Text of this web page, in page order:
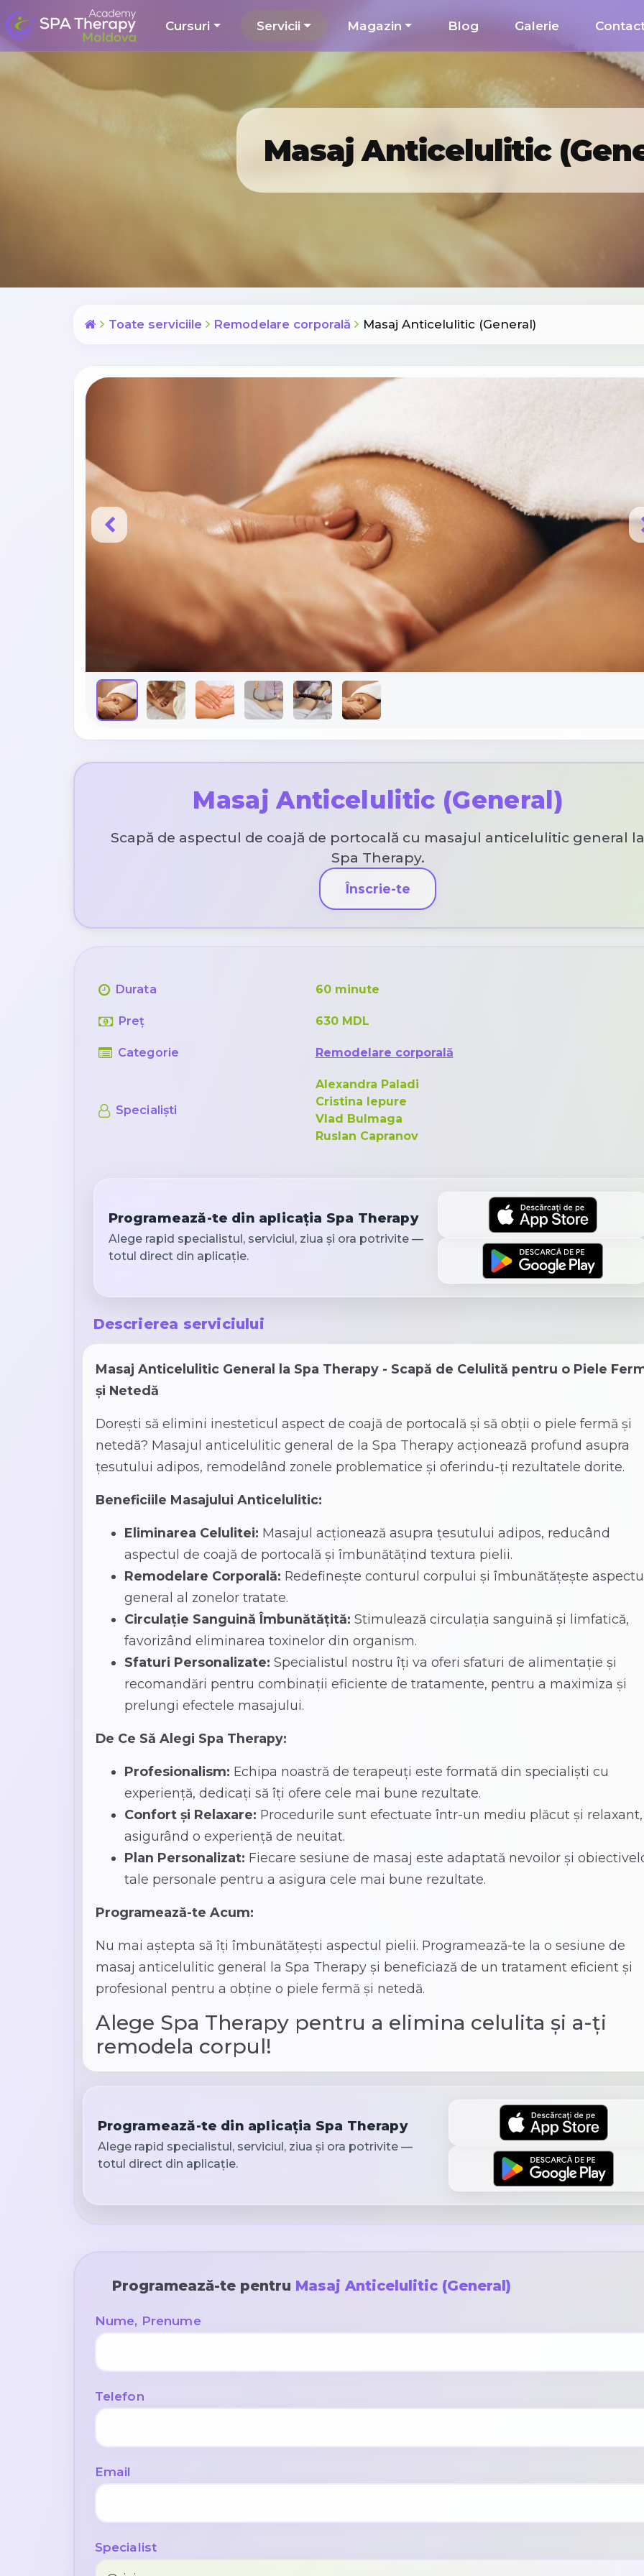
Cursuri Servicii Magazin Blog Galerie
Masaj Anticelulitic
Toate serviciile Remodelare corporală Masaj Anticelulitic (General)
Masaj Anticelulitic (General)
Scapă de aspectul de coajă de portocală cu masajul anticelulitic general
Spa Therapy.
Înscrie-te
Durata 60 minute
Preț 630 MDL
Categorie Remodelare corporală
Specialiști
Alexandra Paladi
Cristina Iepure
Vlad Bulmaga
Ruslan Capranov
Programează-te din aplicația Spa Therapy
Alege rapid specialistul, serviciul, ziua și ora potrivite —
totul direct din aplicație.
Descrierea serviciului
Masaj Anticelulitic General la Spa Therapy - Scapă de Celulită pentru o Piele
și Netedă
Dorești să elimini inesteticul aspect de coajă de portocală și să obții o piele fermă și
netedă? Masajul anticelulitic general de la Spa Therapy acționează profund asupra
țesutului adipos, remodelând zonele problematice și oferindu-ți rezultatele dorite.
Beneficiile Masajului Anticelulitic:
Eliminarea Celulitei: Masajul acționează asupra țesutului adipos, reducând
aspectul de coajă de portocală și îmbunătățind textura pielii.
Remodelare Corporală: Redefinește conturul corpului și îmbunătățește
general al zonelor tratate.
Circulație Sanguină Îmbunătățită: Stimulează circulația sanguină și limfatică,
favorizând eliminarea toxinelor din organism.
Sfaturi Personalizate: Specialistul nostru îți va oferi sfaturi de alimentație și
recomandări pentru combinații eficiente de tratamente, pentru a maximiza și
prelungi efectele masajului.
De Ce Să Alegi Spa Therapy:
Profesionalism: Echipa noastră de terapeuți este formată din specialiști cu
experiență, dedicați să îți ofere cele mai bune rezultate.
Confort și Relaxare: Procedurile sunt efectuate într-un mediu plăcut și relaxant,
asigurând o experiență de neuitat.
Plan Personalizat: Fiecare sesiune de masaj este adaptată nevoilor și
tale personale pentru a asigura cele mai bune rezultate.
Programează-te Acum:
Nu mai aștepta să îți îmbunătățești aspectul pielii. Programează-te la o sesiune de
masaj anticelulitic general la Spa Therapy și beneficiază de un tratament eficient și
profesional pentru a obține o piele fermă și netedă.
Alege Spa Therapy pentru a elimina celulita și a-ți
remodela corpul!
Programează-te din aplicația Spa Therapy
Alege rapid specialistul, serviciul, ziua și ora potrivite —
totul direct din aplicație.
Programează-te pentru Masaj Anticelulitic (General)
Nume, Prenume
Telefon
Email
Specialist